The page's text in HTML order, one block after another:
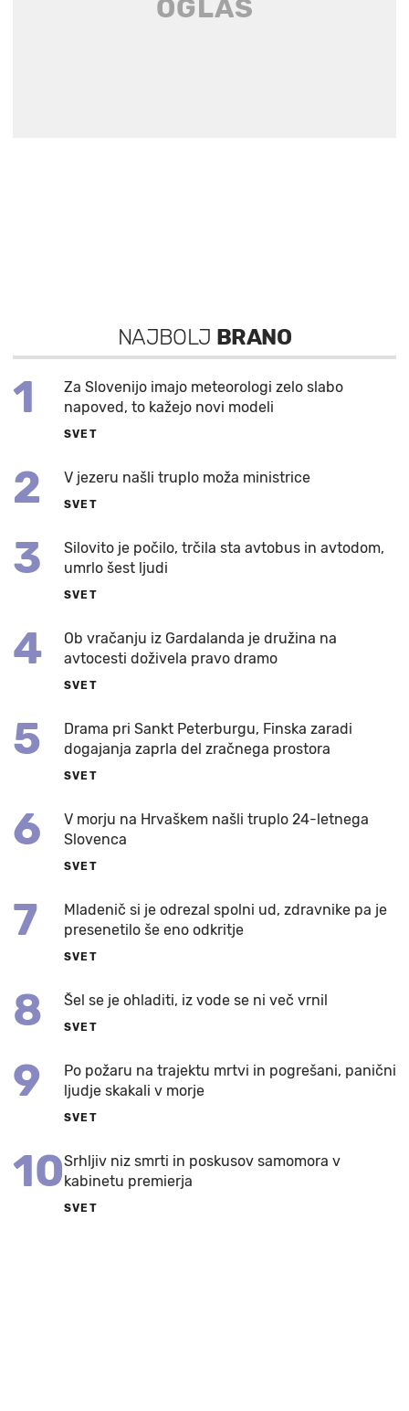
NAJBOLJ BRANO
1
Za Slovenijo imajo meteorologi zelo slabo
napoved, to kažejo novi modeli
SVET
2 V jezeru našli truplo moža ministrice
SVET
3
Silovito je počilo, trčila sta avtobus in avtodom,
umrlo šest ljudi
SVET
4
Ob vračanju iz Gardalanda je družina na
avtocesti doživela pravo dramo
SVET
5
Drama pri Sankt Peterburgu, Finska zaradi
dogajanja zaprla del zračnega prostora
SVET
6
V morju na Hrvaškem našli truplo 24-letnega
Slovenca
SVET
7
Mladenič si je odrezal spolni ud, zdravnike pa je
presenetilo še eno odkritje
SVET
8 Šel se je ohladiti, iz vode se ni več vrnil
SVET
9
Po požaru na trajektu mrtvi in pogrešani, panični
ljudje skakali v morje
SVET
10Srhljiv niz smrti in poskusov samomora v
kabinetu premierja
SVET